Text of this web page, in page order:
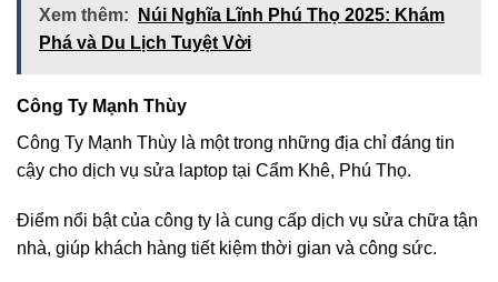
Xem thêm:
Núi Nghĩa Lĩnh Phú Thọ 2025: Khám
Phá và Du Lịch Tuyệt Vời
Công Ty Mạnh Thùy
Công Ty Mạnh Thùy là một trong những địa chỉ đáng tin
cậy cho dịch vụ sửa laptop tại Cẩm Khê, Phú Thọ.
Điểm nổi bật của công ty là cung cấp dịch vụ sửa chữa tận
nhà, giúp khách hàng tiết kiệm thời gian và công sức.